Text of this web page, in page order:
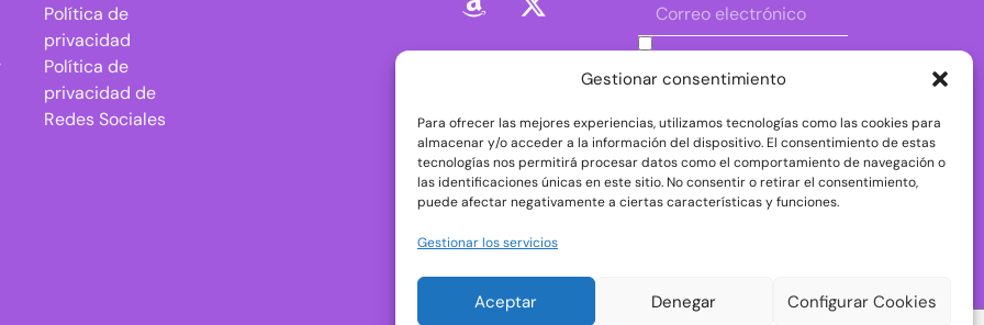
Gestionar consentimiento
Para ofrecer las mejores experiencias, utilizamos tecnologías como las cookies para
almacenar y/o acceder a la información del dispositivo. El consentimiento de estas
tecnologías nos permitirá procesar datos como el comportamiento de navegación o
las identificaciones únicas en este sitio. No consentir o retirar el consentimiento,
puede afectar negativamente a ciertas características y funciones.
Gestionar los servicios
Aceptar Denegar Configurar Cookies
Política de
privacidad
Política de
privacidad de
Redes Sociales
contenidas en la política de privacidad
sobre el tratamiento de mis datos para
DIRAC DIST, S.L. como responsable del
tratamiento tratará tus datos con la finalidad de
dar respuesta a tu consulta o petición. Puedes
acceder, rectificar y suprimir tus datos, así como
ejercer otros derechos consultando la
información adicional y detallada sobre